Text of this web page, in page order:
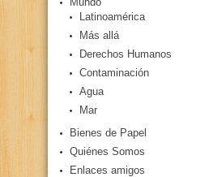
Latinoamérica
Más allá
Derechos Humanos
Contaminación
Agua
Mar
Bienes de Papel
Quiénes Somos
Enlaces amigos